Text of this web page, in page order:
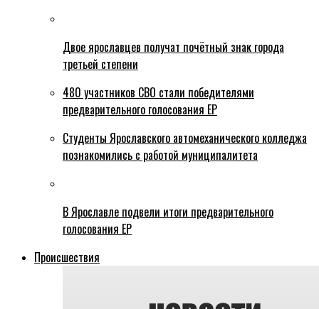
Двое ярославцев получат почётный знак города
третьей степени
480 участников СВО стали победителями
предварительного голосования ЕР
Студенты Ярославского автомеханического колледжа
познакомились с работой муниципалитета
В Ярославле подвели итоги предварительного
голосования ЕР
Происшествия